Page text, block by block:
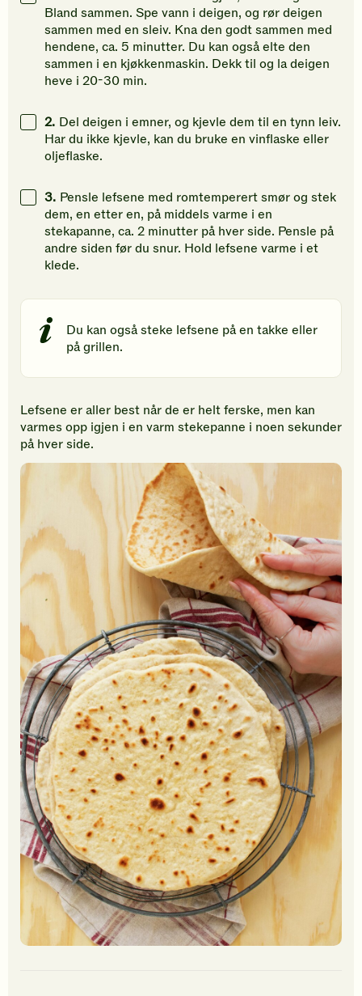
å
vurdering.
gi
din
vurdering.
gi
din
Bland sammen. Spe vann i deigen, og rør deigen
sammen med en sleiv. Kna den godt sammen med
hendene, ca. 5 minutter. Du kan også elte den
sammen i en kjøkkenmaskin. Dekk til og la deigen
heve i 20-30 min.
2. Del deigen i emner, og kjevle dem til en tynn leiv.
Har du ikke kjevle, kan du bruke en vinflaske eller
oljeflaske.
3. Pensle lefsene med romtemperert smør og stek
dem, en etter en, på middels varme i en
stekapanne, ca. 2 minutter på hver side. Pensle på
andre siden før du snur. Hold lefsene varme i et
klede.
Du kan også steke lefsene på en takke eller
på grillen.
Lefsene er aller best når de er helt ferske, men kan
varmes opp igjen i en varm stekepanne i noen sekunder
på hver side.